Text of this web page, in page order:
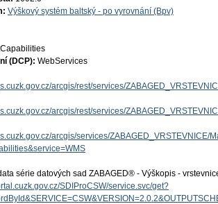
Výškový systém baltský - po vyrovnání (Bpv)
(DCP): WebServices
arcgis/rest/services/
arcgis/rest/services/
arcgis/services/ZABAGED_VRSTEVNICE/
série datových sad ZABAGED® - Výškopis -
SDIProCSW/service.svc/get?